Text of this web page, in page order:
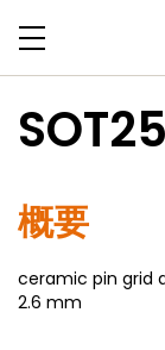
概要
ceramic pin grid
2.6 mm